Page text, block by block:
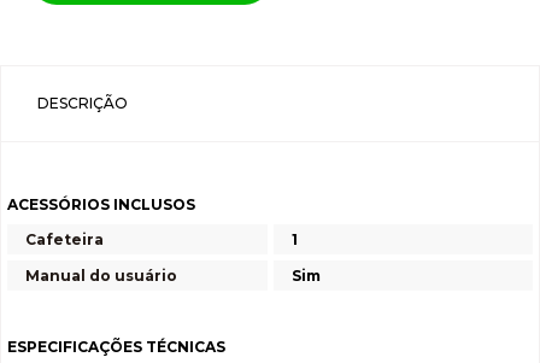
DESCRIÇÃO
ACESSÓRIOS INCLUSOS
Cafeteira
1
Manual do usuário
Sim
ESPECIFICAÇÕES TÉCNICAS